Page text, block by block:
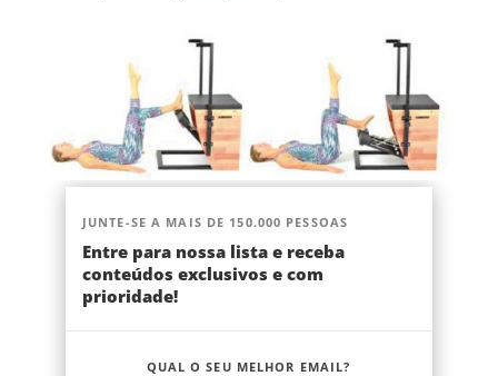
JUNTE-SE A MAIS DE 150.000 PESSOAS
Entre para nossa lista e receba
conteúdos exclusivos e com
prioridade!
QUAL O SEU MELHOR EMAIL?